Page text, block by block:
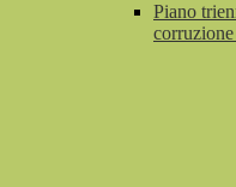
Piano
corruzione